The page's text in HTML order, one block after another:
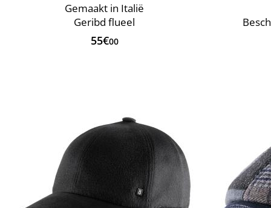
Gemaakt in Italië
Geribd flueel
55€00